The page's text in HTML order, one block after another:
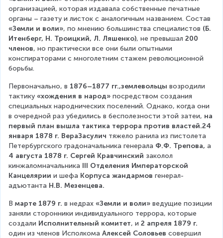
организацией, которая издавала собственные печатные
органы – газету и листок с аналогичным названием. Состав
«Земли и воли», по мнению большинства специалистов (Б.
Итенберг, Н. Троицкий, Л. Ляшенко), не превышал 200
членов, но практически все они были опытными
конспираторами с многолетним стажем революционной
борьбы.
Первоначально, в 1876–1877 гг.,землевольцы возродили
тактику «хождения в народ» посредством создания
специальных народнических поселений. Однако, когда они
в очередной раз убедились в бесполезности этой затеи, на
первый план вышла тактика террора против властей.24
января 1878 г. ВераЗасулич тяжело ранила из пистолета
Петербургского градоначальника генерала Ф.Ф. Трепова, а
4 августа 1878 г. Сергей Кравчинский заколол
кинжаломначальника III Отделения Императорской
Канцелярии и шефа Корпуса жандармов генерал-
адъютанта Н.В. Мезенцева.
В марте 1879 г. в недрах «Земли и воли» ведущие позиции
заняли сторонники индивидуального террора, которые
создали Исполнительный комитет, и 2 апреля 1879 г.
один из членов Исполкома Алексей Соловьев совершил